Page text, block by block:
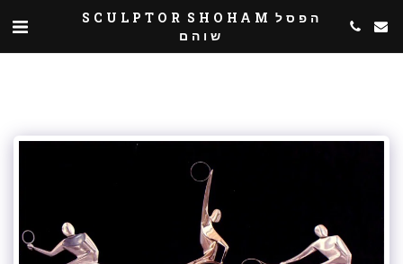
SCULPTOR SHOHAM הפסל
שוהם